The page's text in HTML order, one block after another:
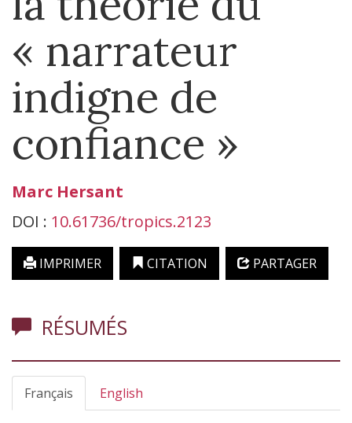
« narrateur
indigne de
confiance »
Marc Hersant
DOI : 10.61736/tropics.2123
IMPRIMER CITATION PARTAGER
RÉSUMÉS
Français English